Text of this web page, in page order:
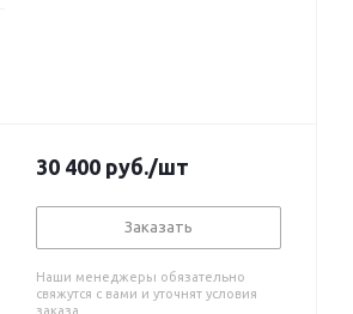
30 400 руб./шт
Заказать
Наши менеджеры обязательно
свяжутся с вами и уточнят условия
заказа